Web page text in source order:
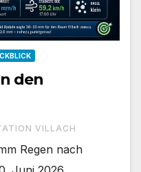
den
VILLACH
Regen nach